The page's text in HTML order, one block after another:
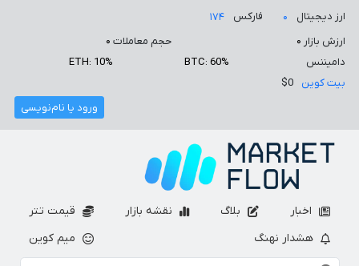
ارز دیجیتال ۰ فارکس
۱۷۴
ارزش بازار ۰ حجم معاملات ۰
دامیننس
BTC: 60%
ETH: 10%
بیت کوین
$0
ورود یا نام‌نویسی
اخبار بلاگ نقشه بازار
قیمت تتر
هشدار نهنگ
میم کوین